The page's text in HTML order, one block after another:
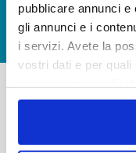
pubblicare annunci
gli annunci e i
i servizi. Avete la
vostri dati e per
in cui avete
modificare o
momento dalla
Publiacqua S.p.A